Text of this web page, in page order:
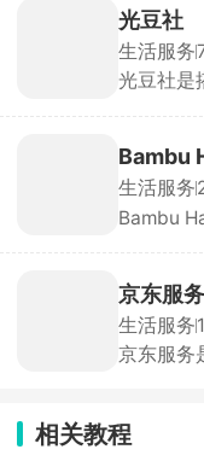
戏，安装
和小工具
娱乐需求
光豆社
生活服务
光豆社是
图，软件
之后，
亮光放豆
数行列，
Bambu
生活服务
Bambu
STL。打
片，可直
定多台打
印进度。
京东服务
生活服务
京东服务
作，还有
广延保拿
相关教程